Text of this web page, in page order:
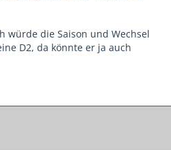
würde die Saison und Wechsel
D2, da könnte er ja auch